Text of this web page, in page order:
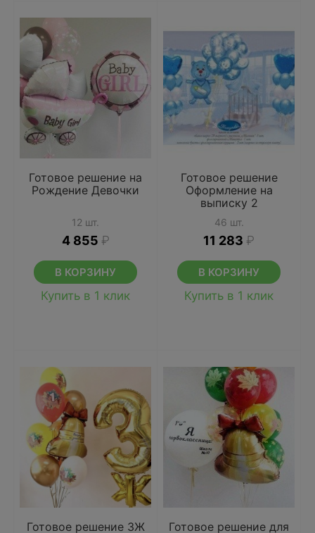
Готовое решение на
Рождение Девочки
12 шт.
4 855 ₽
В КОРЗИНУ
Купить в 1 клик
Готовое решение
Оформление на
выписку 2
46 шт.
11 283 ₽
В КОРЗИНУ
Купить в 1 клик
Готовое решение 3Ж
Готовое решение для